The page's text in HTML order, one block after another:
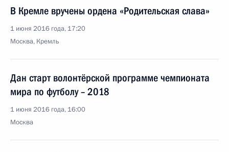
В Кремле вручены ордена «Родительская слава»
1 июня 2016 года, 17:20
Москва, Кремль
Дан старт волонтёрской программе чемпионата
мира по футболу – 2018
1 июня 2016 года, 16:00
Москва